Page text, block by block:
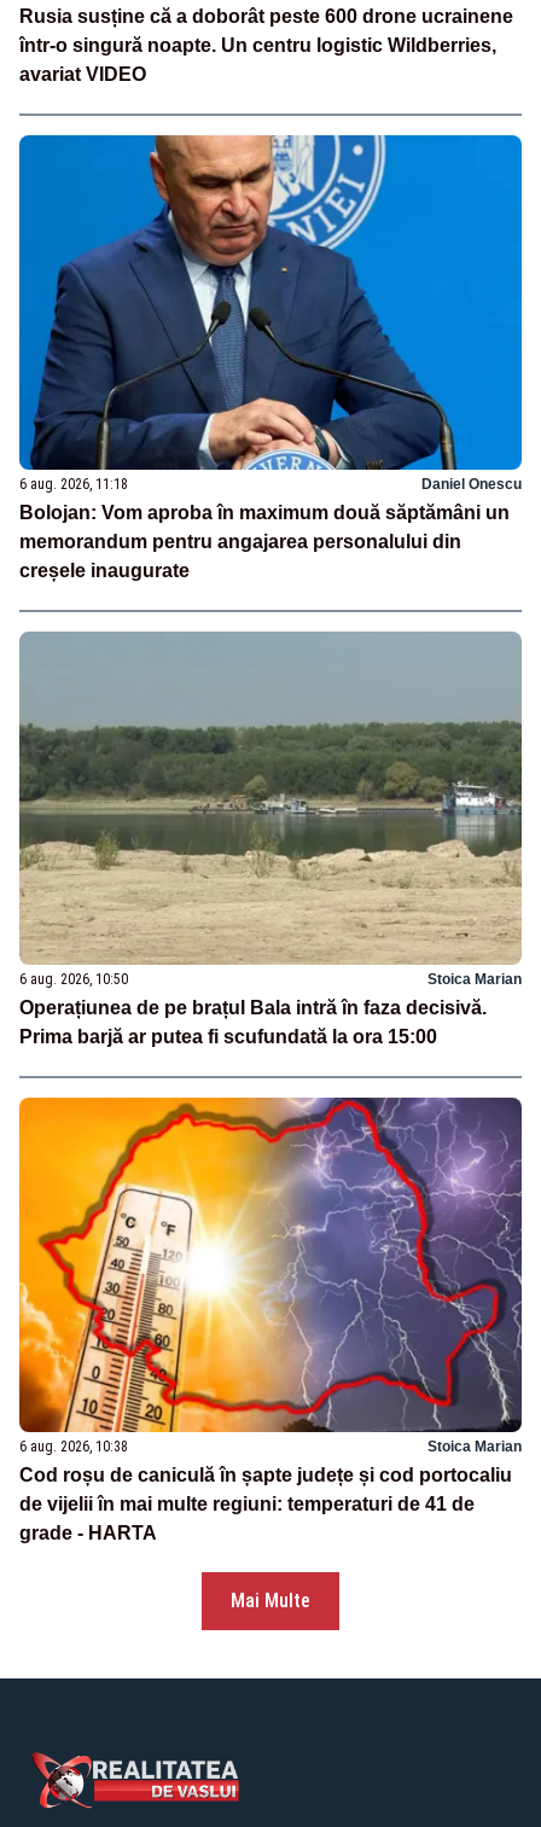
Rusia susține că a doborât peste 600 drone ucrainene
într-o singură noapte. Un centru logistic Wildberries,
avariat VIDEO
6 aug. 2026, 11:18 Daniel Onescu
Bolojan: Vom aproba în maximum două săptămâni un
memorandum pentru angajarea personalului din
creșele inaugurate
6 aug. 2026, 10:50 Stoica Marian
Operațiunea de pe brațul Bala intră în faza decisivă.
Prima barjă ar putea fi scufundată la ora 15:00
6 aug. 2026, 10:38 Stoica Marian
Cod roșu de caniculă în șapte județe și cod portocaliu
de vijelii în mai multe regiuni: temperaturi de 41 de
grade - HARTA
Mai Multe